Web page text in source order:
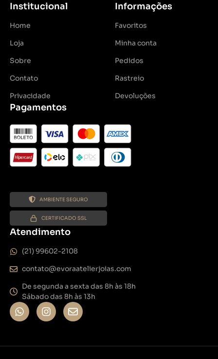
Institucional
Home
Loja
Sobre
Contato
Privacidade
Informações
Favoritos
Minha conta
Pedidos
Rastreio
Devoluções
Pagamentos
AMBIENTE SEGURO
CERTIFICADO SSL
Atendimento
(21) 99602-2108
contato@evoraatelierjoias.com
De segunda a sexta das 8h às 18h
Sábado das 8h às 13h